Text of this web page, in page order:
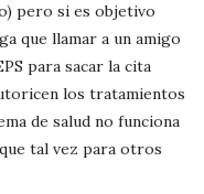
pero si es objetivo
que llamar a un amigo
para sacar la cita
los tratamientos
de salud no funciona
tal vez para otros